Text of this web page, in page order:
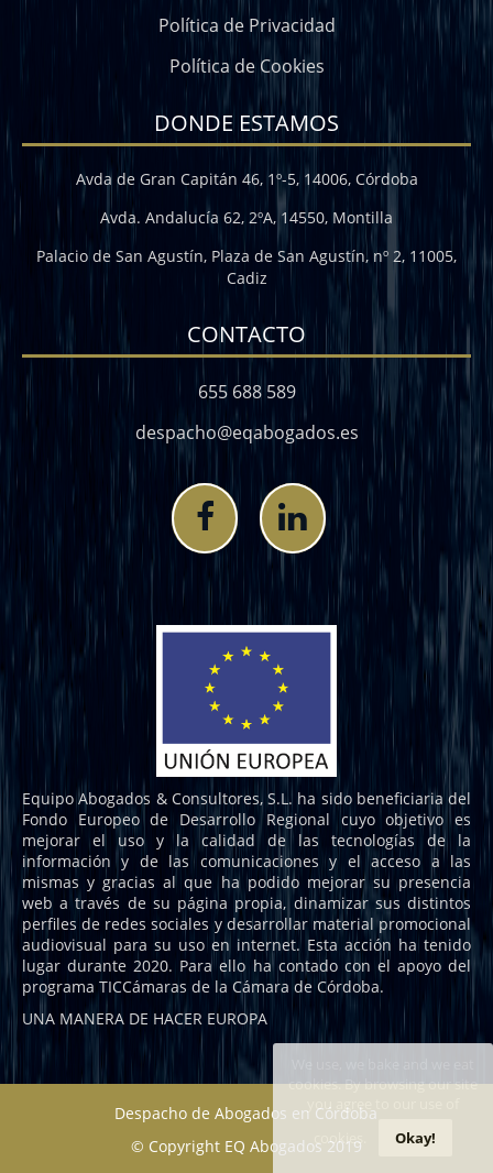
cookies. By browsing our site
you agree to our use of
cookies.
Okay!
Política de Privacidad
Política de Cookies
DONDE ESTAMOS
Avda de Gran Capitán 46, 1º-5, 14006, Córdoba
Avda. Andalucía 62, 2ºA, 14550, Montilla
Palacio de San Agustín, Plaza de San Agustín, nº 2, 11005,
Cadiz
CONTACTO
655 688 589
despacho@eqabogados.es
Equipo Abogados & Consultores, S.L. ha sido beneficiaria del
Fondo Europeo de Desarrollo Regional cuyo objetivo es
mejorar el uso y la calidad de las tecnologías de la
información y de las comunicaciones y el acceso a las
mismas y gracias al que ha podido mejorar su presencia
web a través de su página propia, dinamizar sus distintos
perfiles de redes sociales y desarrollar material promocional
audiovisual para su uso en internet. Esta acción ha tenido
lugar durante 2020. Para ello ha contado con el apoyo del
programa TICCámaras de la Cámara de Córdoba.
UNA MANERA DE HACER EUROPA
Despacho de Abogados en Córdoba
© Copyright EQ Abogados 2019